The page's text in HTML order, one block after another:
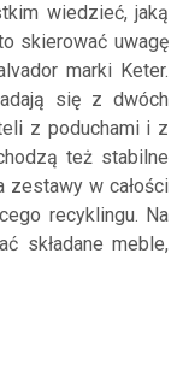
wiedzieć, jaką
skierować uwagę
marki Keter.
się z dwóch
z poduchami i z
też stabilne
zestawy w całości
recyklingu. Na
składane meble,